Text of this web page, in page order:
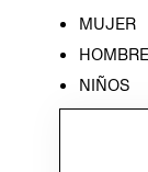
MUJER
HOMBRE
NIÑOS
HOME